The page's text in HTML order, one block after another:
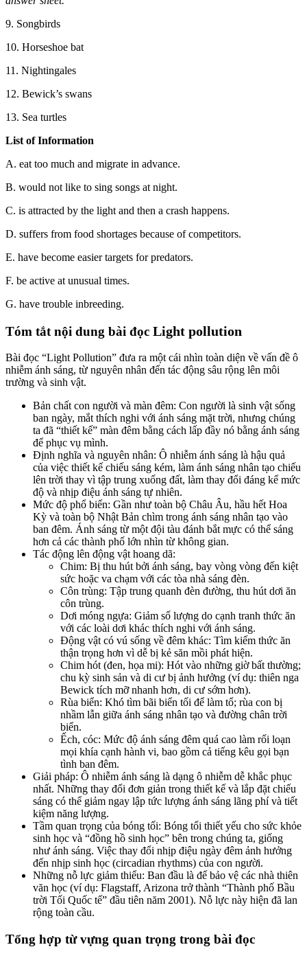
9. Songbirds
10. Horseshoe bat
11. Nightingales
12. Bewick’s swans
13. Sea turtles
List of Information
A. eat too much and migrate in advance.
B. would not like to sing songs at night.
C. is attracted by the light and then a crash happens.
D. suffers from food shortages because of competitors.
E. have become easier targets for predators.
F. be active at unusual times.
G. have trouble inbreeding.
Tóm tắt nội dung bài đọc Light pollution
Bài đọc “Light Pollution” đưa ra một cái nhìn toàn diện về vấn đề ô
nhiễm ánh sáng, từ nguyên nhân đến tác động sâu rộng lên môi
trường và sinh vật.
Bản chất con người và màn đêm: Con người là sinh vật sống
ban ngày, mắt thích nghi với ánh sáng mặt trời, nhưng chúng
ta đã “thiết kế” màn đêm bằng cách lấp đầy nó bằng ánh sáng
để phục vụ mình.
Định nghĩa và nguyên nhân: Ô nhiễm ánh sáng là hậu quả
của việc thiết kế chiếu sáng kém, làm ánh sáng nhân tạo chiếu
lên trời thay vì tập trung xuống đất, làm thay đổi đáng kể mức
độ và nhịp điệu ánh sáng tự nhiên.
Mức độ phổ biến: Gần như toàn bộ Châu Âu, hầu hết Hoa
Kỳ và toàn bộ Nhật Bản chìm trong ánh sáng nhân tạo vào
ban đêm. Ánh sáng từ một đội tàu đánh bắt mực có thể sáng
hơn cả các thành phố lớn nhìn từ không gian.
Tác động lên động vật hoang dã:
Chim: Bị thu hút bởi ánh sáng, bay vòng vòng đến kiệt
sức hoặc va chạm với các tòa nhà sáng đèn.
Côn trùng: Tập trung quanh đèn đường, thu hút dơi ăn
côn trùng.
Dơi móng ngựa: Giảm số lượng do cạnh tranh thức ăn
với các loài dơi khác thích nghi với ánh sáng.
Động vật có vú sống về đêm khác: Tìm kiếm thức ăn
thận trọng hơn vì dễ bị kẻ săn mồi phát hiện.
Chim hót (đen, họa mi): Hót vào những giờ bất thường;
chu kỳ sinh sản và di cư bị ảnh hưởng (ví dụ: thiên nga
Bewick tích mỡ nhanh hơn, di cư sớm hơn).
Rùa biển: Khó tìm bãi biển tối để làm tổ; rùa con bị
nhầm lẫn giữa ánh sáng nhân tạo và đường chân trời
biển.
Ếch, cóc: Mức độ ánh sáng đêm quá cao làm rối loạn
mọi khía cạnh hành vi, bao gồm cả tiếng kêu gọi bạn
tình ban đêm.
Giải pháp: Ô nhiễm ánh sáng là dạng ô nhiễm dễ khắc phục
nhất. Những thay đổi đơn giản trong thiết kế và lắp đặt chiếu
sáng có thể giảm ngay lập tức lượng ánh sáng lãng phí và tiết
kiệm năng lượng.
Tầm quan trọng của bóng tối: Bóng tối thiết yếu cho sức khỏe
sinh học và “đồng hồ sinh học” bên trong chúng ta, giống
như ánh sáng. Việc thay đổi nhịp điệu ngày đêm ảnh hưởng
đến nhịp sinh học (circadian rhythms) của con người.
Những nỗ lực giảm thiểu: Ban đầu là để bảo vệ các nhà thiên
văn học (ví dụ: Flagstaff, Arizona trở thành “Thành phố Bầu
trời Tối Quốc tế” đầu tiên năm 2001). Nỗ lực này hiện đã lan
rộng toàn cầu.
Tổng hợp từ vựng quan trọng trong bài đọc